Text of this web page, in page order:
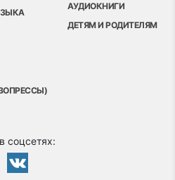
АУДИОКНИГИ
ДЕТЯМ И РОДИТЕЛЯМ
соцсетях: